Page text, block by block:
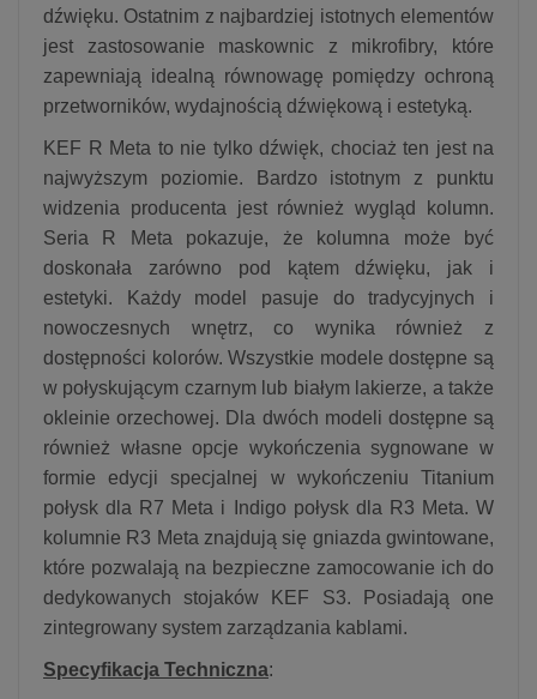
dźwięku. Ostatnim z najbardziej istotnych elementów
jest zastosowanie maskownic z mikrofibry, które
zapewniają idealną równowagę pomiędzy ochroną
przetworników, wydajnością dźwiękową i estetyką.
KEF R Meta to nie tylko dźwięk, chociaż ten jest na
najwyższym poziomie. Bardzo istotnym z punktu
widzenia producenta jest również wygląd kolumn.
Seria R Meta pokazuje, że kolumna może być
doskonała zarówno pod kątem dźwięku, jak i
estetyki. Każdy model pasuje do tradycyjnych i
nowoczesnych wnętrz, co wynika również z
dostępności kolorów. Wszystkie modele dostępne są
w połyskującym czarnym lub białym lakierze, a także
okleinie orzechowej. Dla dwóch modeli dostępne są
również własne opcje wykończenia sygnowane w
formie edycji specjalnej w wykończeniu Titanium
połysk dla R7 Meta i Indigo połysk dla R3 Meta. W
kolumnie R3 Meta znajdują się gniazda gwintowane,
które pozwalają na bezpieczne zamocowanie ich do
dedykowanych stojaków KEF S3. Posiadają one
zintegrowany system zarządzania kablami.
Specyfikacja Techniczna: